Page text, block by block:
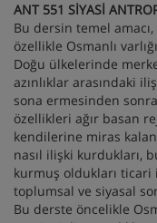
ANT 551 SİYASİ
Bu dersin temel
özellikle Osmanlı
Doğu ülkelerinde
azınlıklar arasındaki
sona ermesinden
özellikleri ağır basan
kendilerine miras
nasıl ilişki kurdukları,
kurmuş oldukları
toplumsal ve siyasal
Bu derste öncelikle